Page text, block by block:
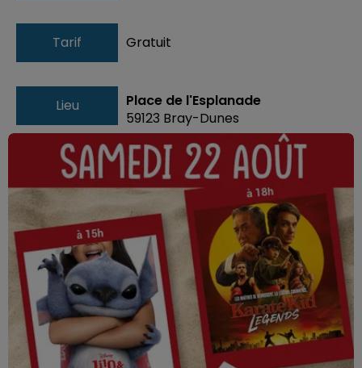
Tarif Gratuit
Lieu
Place de l'Esplanade
59123 Bray-Dunes